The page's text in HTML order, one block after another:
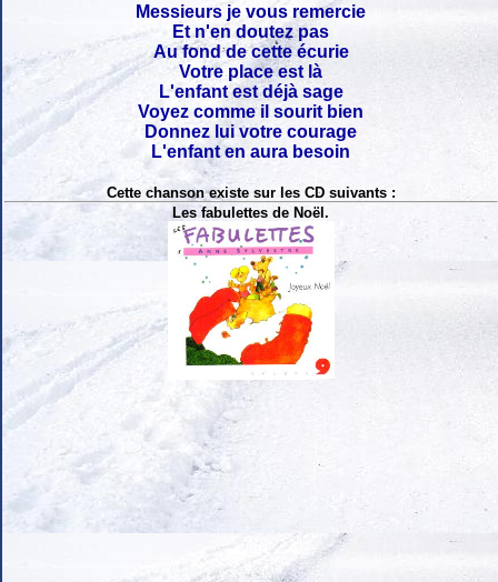
Messieurs je vous remercie
Et n'en doutez pas
Au fond de cette écurie
Votre place est là
L'enfant est déjà sage
Voyez comme il sourit bien
Donnez lui votre courage
L'enfant en aura besoin
Cette chanson existe sur les CD suivants :
Les fabulettes de Noël.